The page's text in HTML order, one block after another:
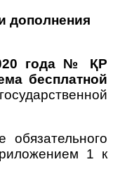
дополнения
года № ҚР
бесплатной
1 к